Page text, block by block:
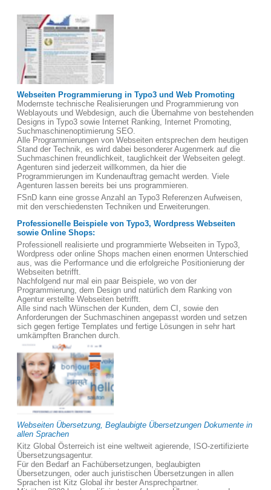
Webseiten Programmierung in Typo3 und Web Promoting
Modernste technische Realisierungen und Programmierung von
Weblayouts und Webdesign, auch die Übernahme von bestehenden
Designs in Typo3 sowie Internet Ranking, Internet Promoting,
Suchmaschinenoptimierung SEO.
Alle Programmierungen von Webseiten entsprechen dem heutigen
Stand der Technik, es wird dabei besonderer Augenmerk auf die
Suchmaschinen freundlichkeit, tauglichkeit der Webseiten gelegt.
Agenturen sind jederzeit willkommen, da hier die
Programmierungen im Kundenauftrag gemacht werden. Viele
Agenturen lassen bereits bei uns programmieren.
FSnD kann eine grosse Anzahl an Typo3 Referenzen Aufweisen,
mit den verschiedensten Techniken und Erweiterungen.
Professionelle Beispiele von Typo3, Wordpress Webseiten
sowie Online Shops:
Professionell realisierte und programmierte Webseiten in Typo3,
Wordpress oder online Shops machen einen enormen Unterschied
aus, was die Performance und die erfolgreiche Positionierung der
Webseiten betrifft.
Nachfolgend nur mal ein paar Beispiele, wo von der
Programmierung, dem Design und natürlich dem Ranking von
Agentur erstellte Webseiten betrifft.
Alle sind nach Wünschen der Kunden, dem CI, sowie den
Anforderungen der Suchmaschinen angepasst worden und setzen
sich gegen fertige Templates und fertige Lösungen in sehr hart
umkämpften Branchen durch.
Webseiten Übersetzung, Beglaubigte Übersetzungen Dokumente in
allen Sprachen
Kitz Global Österreich ist eine weltweit agierende, ISO-zertifizierte
Übersetzungsagentur.
Für den Bedarf an Fachübersetzungen, beglaubigten
Übersetzungen, oder auch juristischen Übersetzungen in allen
Sprachen ist Kitz Global ihr bester Ansprechpartner.